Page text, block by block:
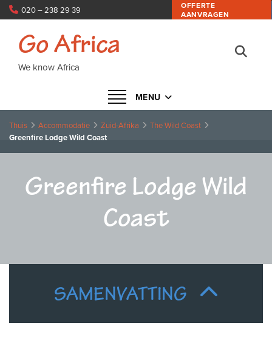
OFFERTE
AANVRAGEN
020 – 238 29 39
Navigatie in- of uitklappen
MENU
Go Africa
We know Africa
Thuis Accommodatie Zuid-Afrika The Wild Coast
Greenfire Lodge Wild Coast
Greenfire Lodge Wild
Coast
SAMENVATTING